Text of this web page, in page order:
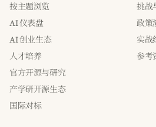
按主题浏览
AI 仪表盘
AI 创业生态
人才培养
官方开源与研究
产学研开源生态
国际对标
挑战
政策
实战
参考